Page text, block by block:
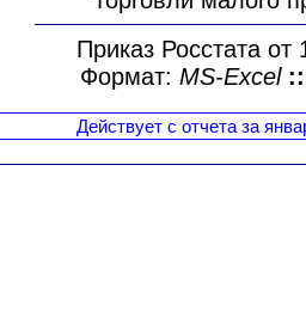
Приказ Росстата
Формат: MS-Excel ::
Действует с отчета за